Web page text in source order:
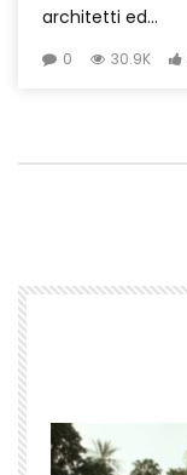
architetti ed...
0 30.9K